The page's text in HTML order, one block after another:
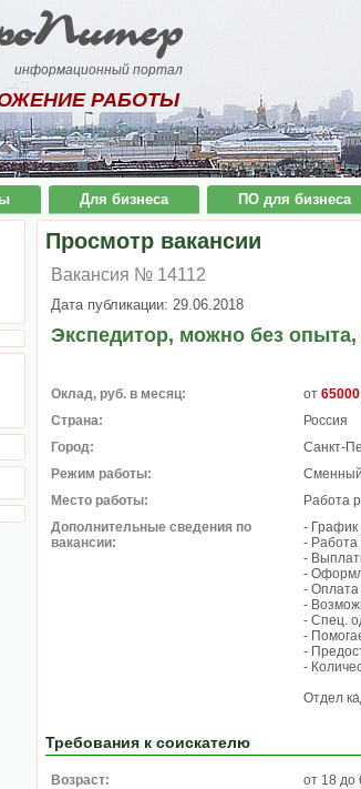
информационный портал
РАБОТЫ
Для бизнеса ПО для бизнеса
Просмотр вакансии
Вакансия № 14112
Дата публикации: 29.06.2018
Экспедитор, можно без
Оклад, руб. в месяц: от 65000
Страна:
Россия
Город:
Санкт-
Режим работы:
Место работы:
Работа
Дополнительные сведения по
вакансии:
-
-
-
-
- Оплата
-
- Спец.
-
-
-
Отдел
Требования к соискателю
Возраст:
от 18 до